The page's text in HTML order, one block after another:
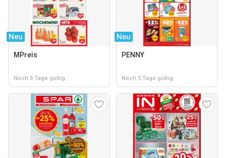
Neu
MPreis
Noch 5 Tage gültig
Neu
PENNY
Noch 5 Tage gültig